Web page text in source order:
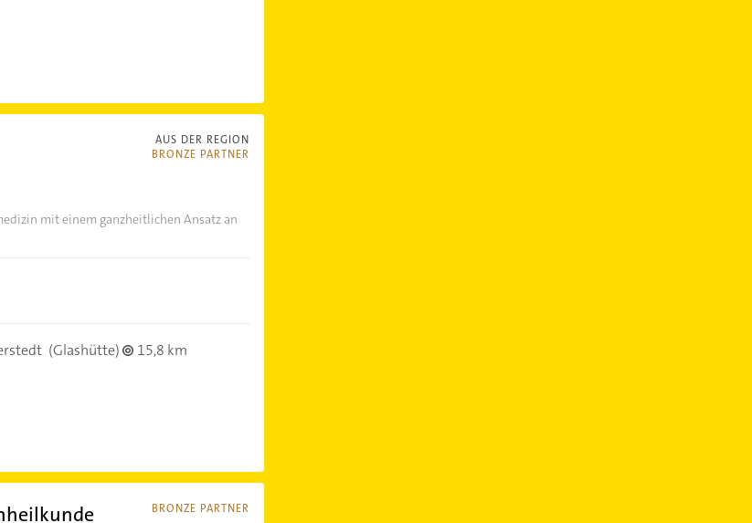
AUS DER REGION
BRONZE PARTNER
mit einem ganzheitlichen Ansatz an
(Glashütte)
15,8 km
BRONZE PARTNER